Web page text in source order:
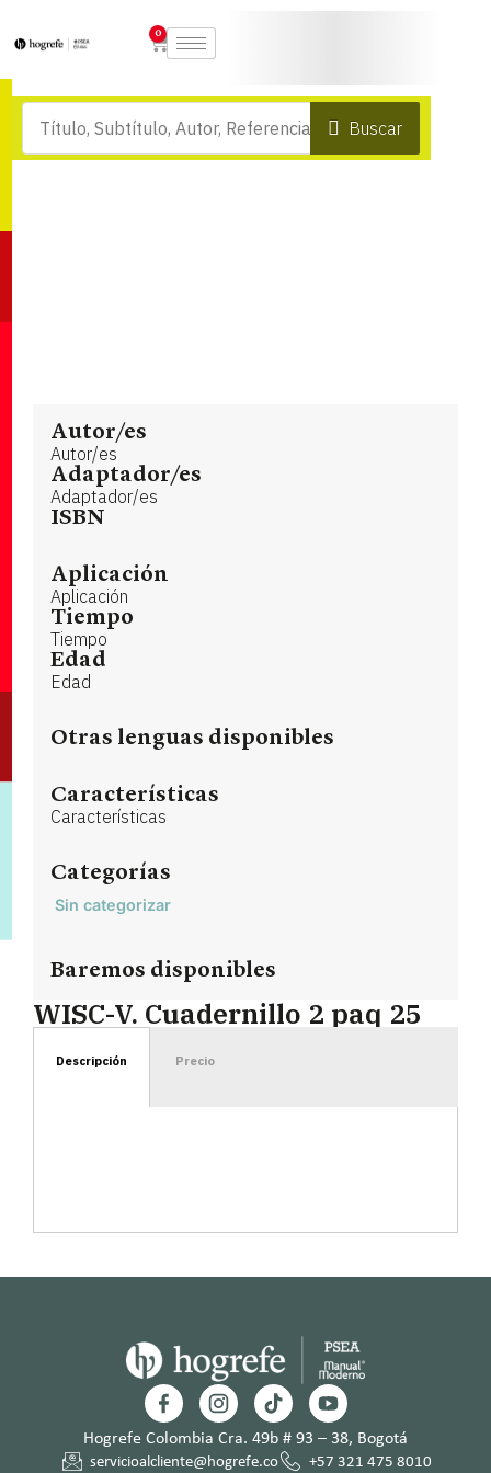
0
Buscar
Autor/es
Autor/es
Adaptador/es
Adaptador/es
ISBN
Aplicación
Aplicación
Tiempo
Tiempo
Edad
Edad
Otras lenguas disponibles
Características
Características
Categorías
Sin categorizar
Baremos disponibles
WISC-V. Cuadernillo 2 paq 25
Descripción Precio
Hogrefe Colombia Cra. 49b # 93 – 38, Bogotá
servicioalcliente@hogrefe.co +57 321 475 8010